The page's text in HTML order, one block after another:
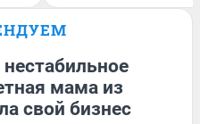
мама из
свой бизнес